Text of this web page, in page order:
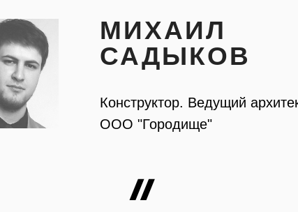
МИХАИЛ
САДЫКОВ
Конструктор. Ведущий
ООО "Городище"